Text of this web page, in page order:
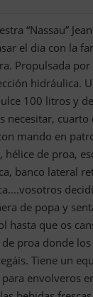
“Nassau”
el dia con la
Propulsada
hidráulica.
100 litros y
necesitar,
mando en
hélice de proa,
banco lateral
de popa y
hasta que os
proa donde
Tiene un
envolveros